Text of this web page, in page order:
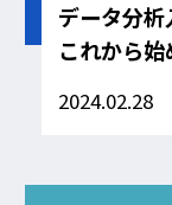
データ分析
これから
2024.02.28